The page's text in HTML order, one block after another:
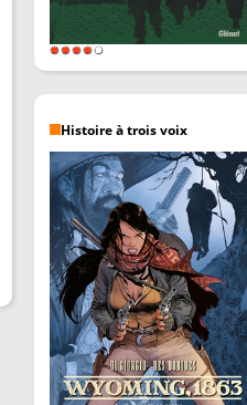
Histoire à trois voix